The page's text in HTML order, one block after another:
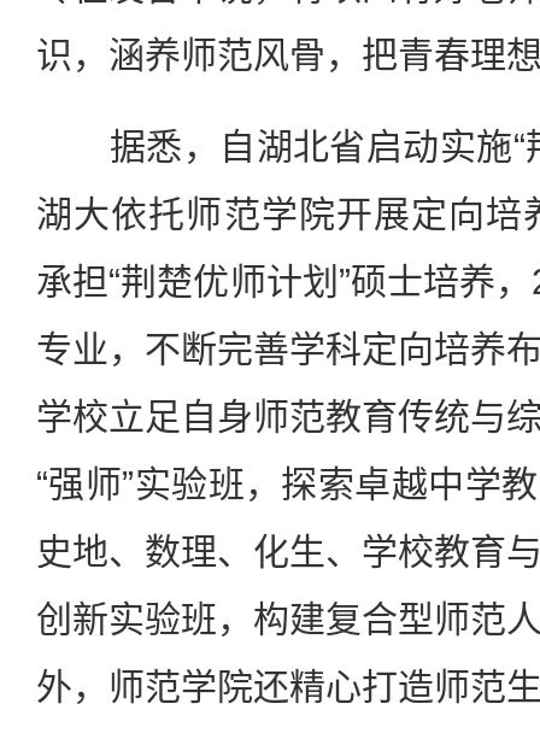
识，涵养师范风骨，把青春理
据悉，自湖北省启动实施“
湖大依托师范学院开展定向培
承担“荆楚优师计划”硕士培养
专业，不断完善学科定向培养
学校立足自身师范教育传统与
“强师”实验班，探索卓越中学
史地、数理、化生、学校教育
创新实验班，构建复合型师范
外，师范学院还精心打造师范